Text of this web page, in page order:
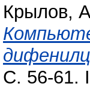
Крылов,
С. 56-61.